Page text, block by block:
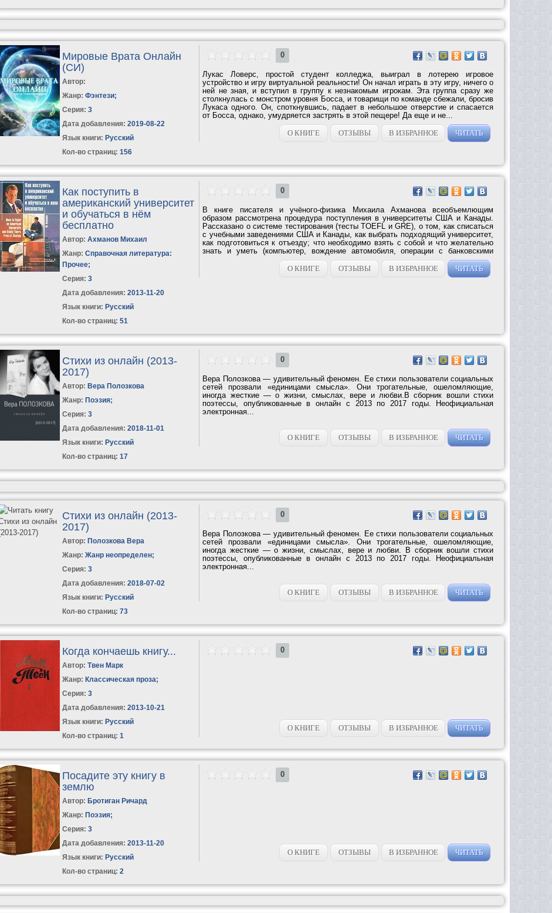
Мировые Врата Онлайн
(СИ)
Автор:
Жанр: Фэнтези;
Серия:3
Дата добавления: 2019-08-22
Язык книги: Русский
Кол-во страниц: 156
0
Лукас Ловерс, простой студент колледжа, выиграл в лотерею игровое
устройство и игру виртуальной реальности! Он начал играть в эту игру, ничего о
ней не зная, и вступил в группу к незнакомым игрокам. Эта группа сразу же
столкнулась с монстром уровня Босса, и товарищи по команде сбежали, бросив
Лукаса одного. Он, споткнувшись, падает в небольшое отверстие и спасается
от Босса, однако, умудряется застрять в этой пещере! Да еще и не...
О КНИГЕ
ОТЗЫВЫ В ИЗБРАННОЕ ЧИТАТЬ
Как поступить в
американский университет
и обучаться в нём
бесплатно
Автор:Ахманов Михаил
Жанр: Справочная литература:
Прочее;
Серия:3
Дата добавления: 2013-11-20
Язык книги: Русский
Кол-во страниц: 51
0
В книге писателя и учёного-физика Михаила Ахманова всеобъемлющим
образом рассмотрена процедура поступления в университеты США и Канады.
Рассказано о системе тестирования (тесты TOEFL и GRE), о том, как списаться
с учебными заведениями США и Канады, как выбрать подходящий университет,
как подготовиться к отъезду; что необходимо взять с собой и что желательно
знать и уметь (компьютер, вождение автомобиля, операции с банковскими
О КНИГЕ
ОТЗЫВЫ В ИЗБРАННОЕ ЧИТАТЬ
Стихи из онлайн (2013-
2017)
Автор: Вера Полозкова
Жанр: Поэзия;
Серия:3
Дата добавления: 2018-11-01
Язык книги: Русский
Кол-во страниц: 17
0
Вера Полозкова — удивительный феномен. Ее стихи пользователи социальных
сетей прозвали «единицами смысла». Они трогательные, ошеломляющие,
иногда жесткие — о жизни, смыслах, вере и любви.В сборник вошли стихи
поэтессы, опубликованные в онлайн с 2013 по 2017 годы. Неофициальная
электронная...
О КНИГЕ ОТЗЫВЫ В ИЗБРАННОЕ ЧИТАТЬ
Стихи из онлайн (2013-
2017)
Автор: Полозкова Вера
Жанр: Жанр неопределен;
Серия:3
Дата добавления: 2018-07-02
Язык книги: Русский
Кол-во страниц: 73
0
Вера Полозкова — удивительный феномен. Ее стихи пользователи социальных
сетей прозвали «единицами смысла». Они трогательные, ошеломляющие,
иногда жесткие — о жизни, смыслах, вере и любви. В сборник вошли стихи
поэтессы, опубликованные в онлайн с 2013 по 2017 годы. Неофициальная
электронная...
О КНИГЕ ОТЗЫВЫ В ИЗБРАННОЕ ЧИТАТЬ
Когда кончаешь книгу...
Автор:Твен Марк
Жанр: Классическая проза;
Серия:3
Дата добавления: 2013-10-21
Язык книги: Русский
Кол-во страниц: 1
0
О КНИГЕ ОТЗЫВЫ В ИЗБРАННОЕ ЧИТАТЬ
Посадите эту книгу в
землю
Автор: Бротиган Ричард
Жанр: Поэзия;
Серия:3
Дата добавления: 2013-11-20
Язык книги: Русский
Кол-во страниц: 2
0
О КНИГЕ ОТЗЫВЫ В ИЗБРАННОЕ ЧИТАТЬ